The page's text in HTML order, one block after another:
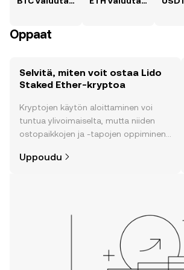
Oppaat
Selvitä, miten voit ostaa Lido
Staked Ether-kryptoa
Kryptojen käytön aloittaminen voi
tuntua ylivoimaiselta, mutta niiden
ostopaikkojen ja -tapojen oppiminen
matkasi OKX:n mobiilisovelluksessa
Uppoudu